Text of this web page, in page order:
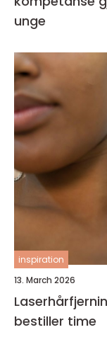
unge
inspiration
13. March 2026
Laserhårfjerning hva du bør vite
bestiller time